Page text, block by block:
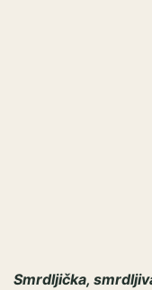
Smrdljička,